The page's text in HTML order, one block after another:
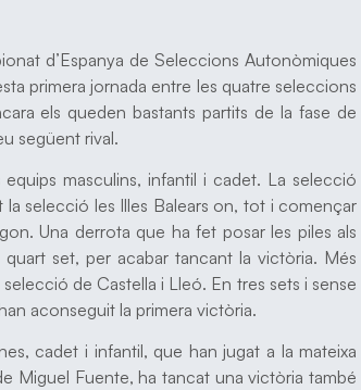
d’Espanya de Seleccions Autonòmiques
primera jornada entre les quatre seleccions
els queden bastants partits de la fase de
següent rival.
masculins, infantil i cadet. La selecció
selecció les Illes Balears on, tot i començar
Una derrota que ha fet posar les piles als
set, per acabar tancant la victòria. Més
de Castella i Lleó. En tres sets i sense
aconseguit la primera victòria.
cadet i infantil, que han jugat a la mateixa
Miguel Fuente, ha tancat una victòria també